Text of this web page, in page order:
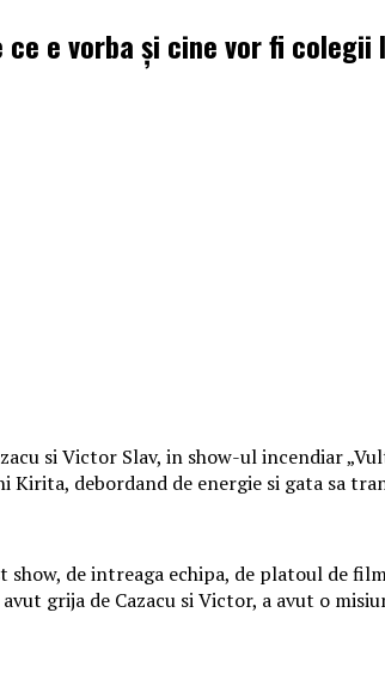
e vorba și cine vor fi colegii
si Victor Slav, in show-ul incendiar
debordand de energie si gata sa
de intreaga echipa, de platoul de
grija de Cazacu si Victor, a avut o